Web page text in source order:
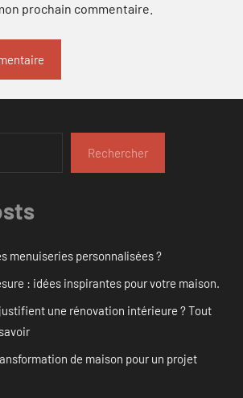
prochain commentaire.
Rechercher
menuiseries personnalisées ?
: idées inspirantes pour votre maison.
une rénovation intérieure ? Tout
de maison pour un projet